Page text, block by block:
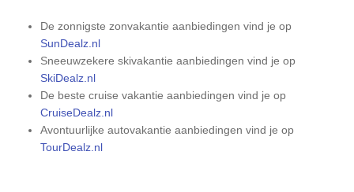
De zonnigste zonvakantie aanbiedingen vind je op
SunDealz.nl
Sneeuwzekere skivakantie aanbiedingen vind je op
SkiDealz.nl
De beste cruise vakantie aanbiedingen vind je op
CruiseDealz.nl
Avontuurlijke autovakantie aanbiedingen vind je op
TourDealz.nl